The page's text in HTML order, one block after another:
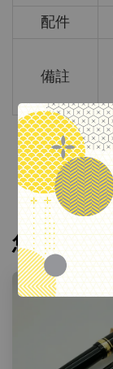
配件
備註
您可能也